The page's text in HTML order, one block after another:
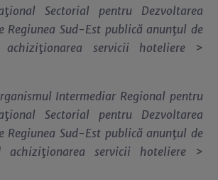
ţional Sectorial pentru Dezvoltarea
Regiunea Sud-Est publică anunţul de
ţionarea servicii hoteliere >
Intermediar Regional pentru
ţional Sectorial pentru Dezvoltarea
Regiunea Sud-Est publică anunţul de
achiziţionarea servicii hoteliere >